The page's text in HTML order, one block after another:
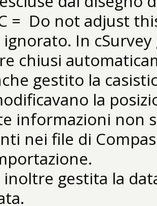
= Do not adjust
ignorato. In
chiusi
gestito la
la
informazioni non
nei file di
inoltre gestita la